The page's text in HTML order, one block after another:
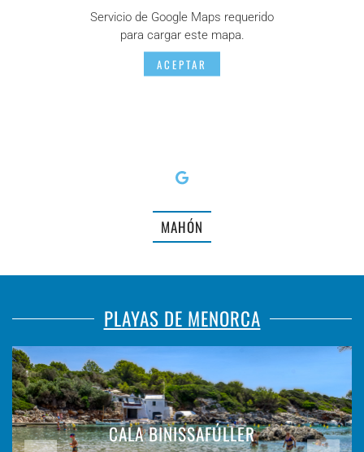
Servicio de Google Maps requerido
para cargar este mapa.
ACEPTAR
MAHÓN
PLAYAS DE MENORCA
CALA BINISSAFÚLLER